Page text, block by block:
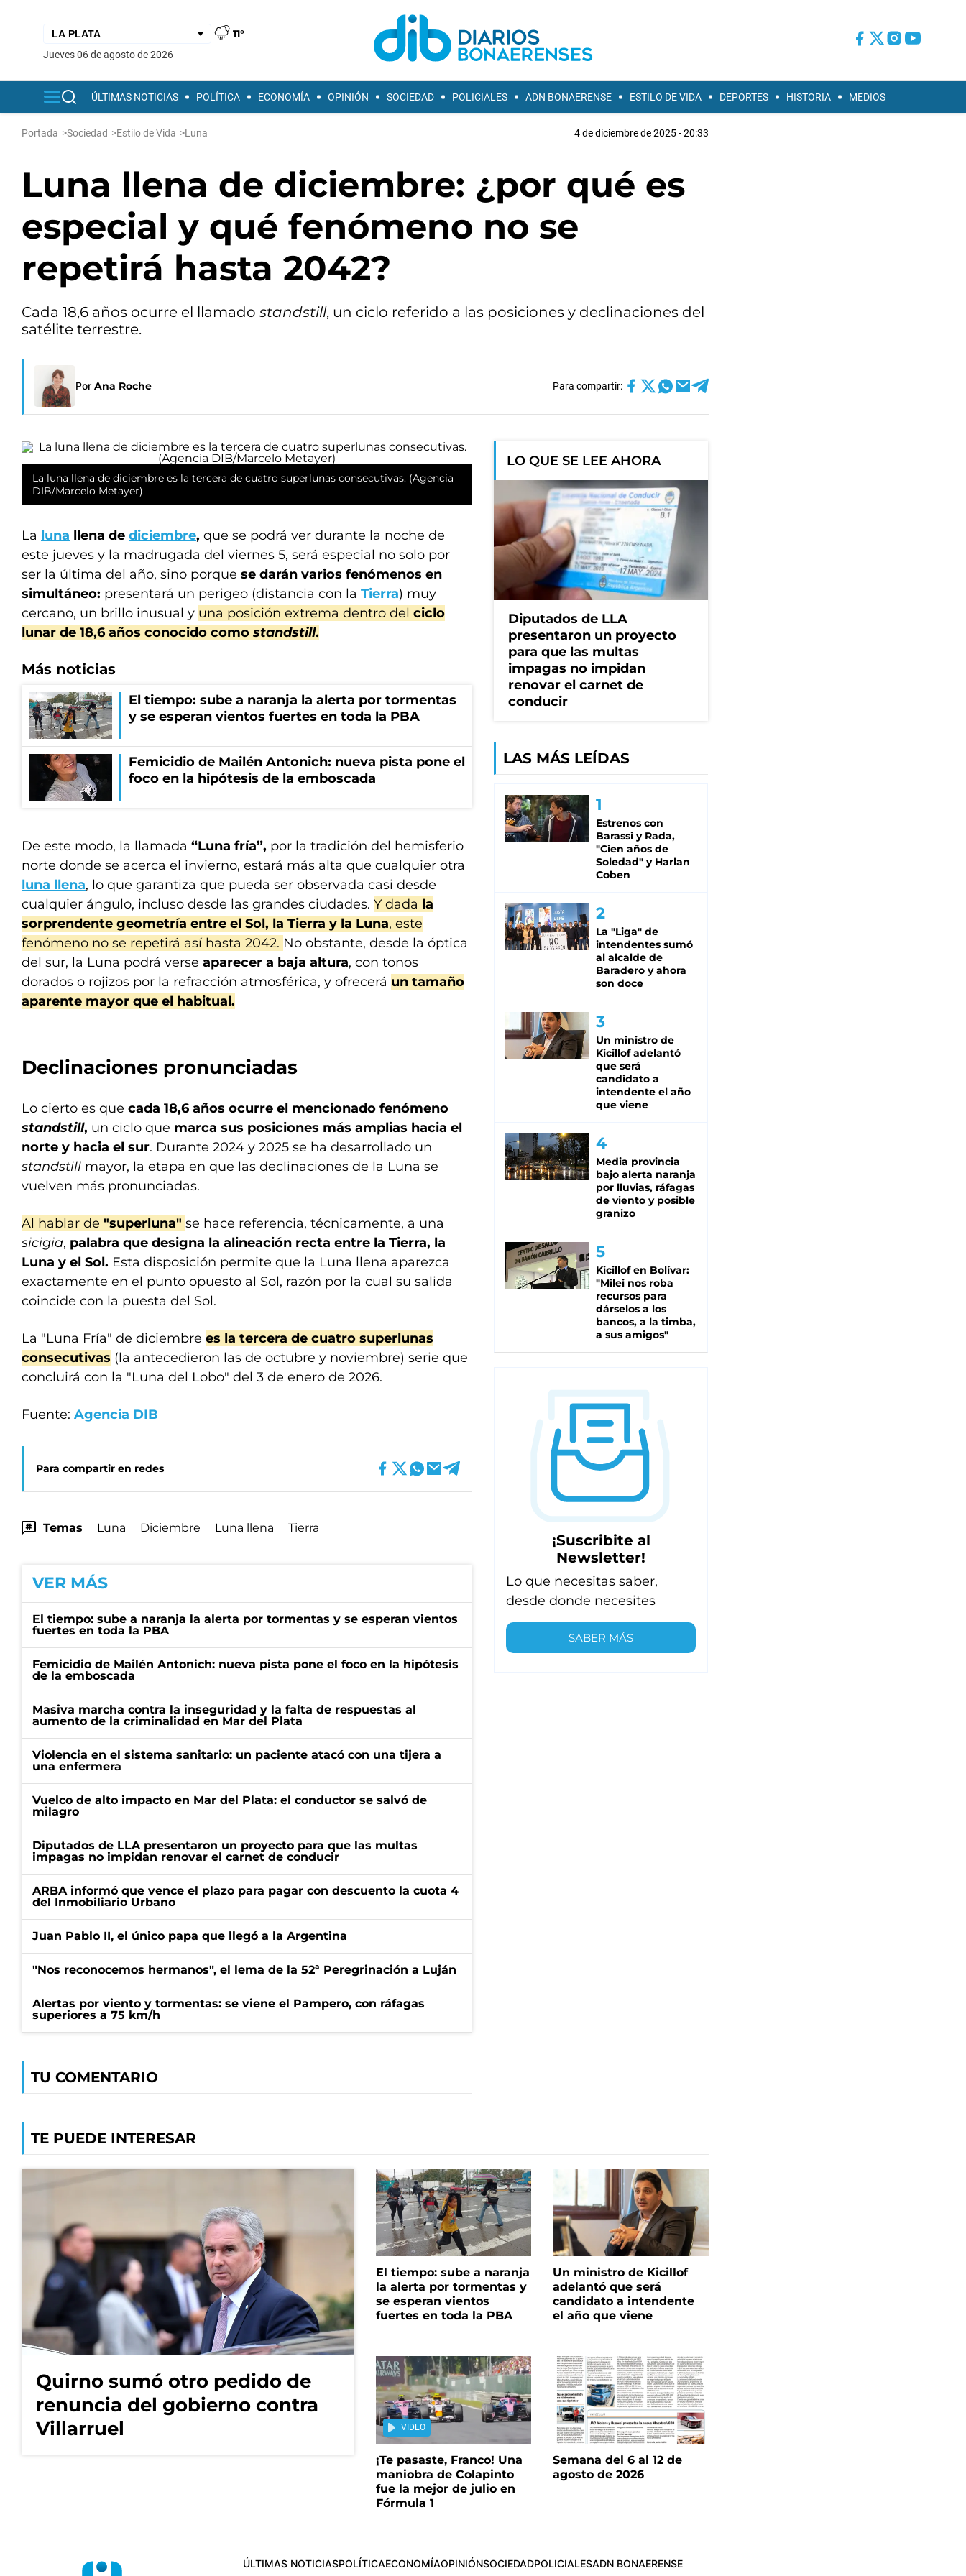
11°
jueves 06 de agosto de 2026
ÚLTIMAS NOTICIAS POLÍTICA ECONOMÍA OPINIÓN SOCIEDAD POLICIALES ADN BONAERENSE ESTILO DE VIDA DEPORTES HISTORIA MEDIOS
Portada >Sociedad >Estilo de Vida >Luna 4 de diciembre de 2025 - 20:33
Luna llena de diciembre: ¿por qué es
especial y qué fenómeno no se
repetirá hasta 2042?
Cada 18,6 años ocurre el llamado standstill, un ciclo referido a las posiciones y declinaciones del
satélite terrestre.
Por Ana Roche Para compartir:
La luna llena de diciembre es la tercera de cuatro superlunas consecutivas. (Agencia
DIB/Marcelo Metayer)
La luna llena de diciembre, que se podrá ver durante la noche de
este jueves y la madrugada del viernes 5, será especial no solo por
ser la última del año, sino porque se darán varios fenómenos en
simultáneo: presentará un perigeo (distancia con la Tierra) muy
cercano, un brillo inusual y una posición extrema dentro del ciclo
lunar de 18,6 años conocido como standstill.
Más noticias
El tiempo: sube a naranja la alerta por tormentas
y se esperan vientos fuertes en toda la PBA
Femicidio de Mailén Antonich: nueva pista pone el
foco en la hipótesis de la emboscada
De este modo, la llamada “Luna fría”, por la tradición del hemisferio
norte donde se acerca el invierno, estará más alta que cualquier otra
luna llena, lo que garantiza que pueda ser observada casi desde
cualquier ángulo, incluso desde las grandes ciudades. Y dada la
sorprendente geometría entre el Sol, la Tierra y la Luna, este
fenómeno no se repetirá así hasta 2042. No obstante, desde la óptica
del sur, la Luna podrá verse aparecer a baja altura, con tonos
dorados o rojizos por la refracción atmosférica, y ofrecerá un tamaño
aparente mayor que el habitual.
Declinaciones pronunciadas
Lo cierto es que cada 18,6 años ocurre el mencionado fenómeno
standstill, un ciclo que marca sus posiciones más amplias hacia el
norte y hacia el sur. Durante 2024 y 2025 se ha desarrollado un
standstill mayor, la etapa en que las declinaciones de la Luna se
vuelven más pronunciadas.
Al hablar de "superluna" se hace referencia, técnicamente, a una
sicigia, palabra que designa la alineación recta entre la Tierra, la
Luna y el Sol. Esta disposición permite que la Luna llena aparezca
exactamente en el punto opuesto al Sol, razón por la cual su salida
coincide con la puesta del Sol.
La "Luna Fría" de diciembre es la tercera de cuatro superlunas
consecutivas (la antecedieron las de octubre y noviembre) serie que
concluirá con la "Luna del Lobo" del 3 de enero de 2026.
Fuente: Agencia DIB
Para compartir en redes
Temas Luna Diciembre Luna llena Tierra
VER MÁS
El tiempo: sube a naranja la alerta por tormentas y se esperan vientos
fuertes en toda la PBA
Femicidio de Mailén Antonich: nueva pista pone el foco en la hipótesis
de la emboscada
Masiva marcha contra la inseguridad y la falta de respuestas al
aumento de la criminalidad en Mar del Plata
Violencia en el sistema sanitario: un paciente atacó con una tijera a
una enfermera
Vuelco de alto impacto en Mar del Plata: el conductor se salvó de
milagro
Diputados de LLA presentaron un proyecto para que las multas
impagas no impidan renovar el carnet de conducir
ARBA informó que vence el plazo para pagar con descuento la cuota 4
del Inmobiliario Urbano
Juan Pablo II, el único papa que llegó a la Argentina
"Nos reconocemos hermanos", el lema de la 52ª Peregrinación a Luján
Alertas por viento y tormentas: se viene el Pampero, con ráfagas
superiores a 75 km/h
TU COMENTARIO
LO QUE SE LEE AHORA
Diputados de LLA
presentaron un proyecto
para que las multas
impagas no impidan
renovar el carnet de
conducir
LAS MÁS LEÍDAS
Estrenos con
Barassi y Rada,
"Cien años de
Soledad" y Harlan
Coben
La "Liga" de
intendentes sumó
al alcalde de
Baradero y ahora
son doce
Un ministro de
Kicillof adelantó
que será
candidato a
intendente el año
que viene
Media provincia
bajo alerta naranja
por lluvias, ráfagas
de viento y posible
granizo
Kicillof en Bolívar:
"Milei nos roba
recursos para
dárselos a los
bancos, a la timba,
a sus amigos"
¡Suscribite al
Newsletter!
Lo que necesitas saber,
desde donde necesites
SABER MÁS
Quirno sumó otro pedido de
renuncia del gobierno contra
El tiempo: sube a naranja
la alerta por tormentas y
Un ministro de Kicillof
adelantó que será
¡Te pasaste, Franco! Una
maniobra de Colapinto
Semana del 6 al 12 de